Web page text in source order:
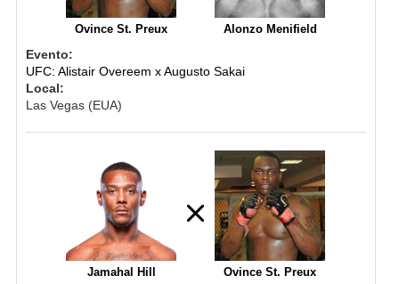
Ovince St. Preux Alonzo Menifield
Evento:
UFC: Alistair Overeem x Augusto Sakai
Local:
Las Vegas (EUA)
Jamahal Hill Ovince St. Preux